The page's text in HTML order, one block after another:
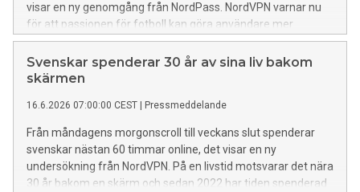
visar en ny genomgång från NordPass. NordVPN varnar nu
för att passionen för fotboll kan göra användare mer
sårbara för cyberattacker.
Svenskar spenderar 30 år av sina liv bakom
skärmen
16.6.2026 07:00:00 CEST Pressmeddelande
Från måndagens morgonscroll till veckans slut spenderar
svenskar nästan 60 timmar online, det visar en ny
undersökning från NordVPN. På en livstid motsvarar det nära
30 år bakom en skärm och sedan 2022 har tiden spenderad